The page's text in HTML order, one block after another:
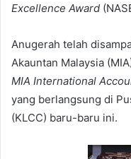
Excellence Award
Anugerah telah
Akauntan Malaysia
MIA International
yang berlangsung di
(KLCC) baru-baru ini.